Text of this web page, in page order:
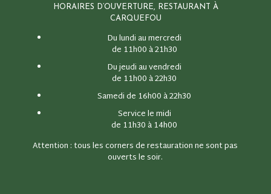
HORAIRES D’OUVERTURE, RESTAURANT À
CARQUEFOU
Du lundi au mercredi
de 11h00 à 21h30
Du jeudi au vendredi
de 11h00 à 22h30
Samedi de 16h00 à 22h30
Service le midi
de 11h30 à 14h00
Attention : tous les corners de restauration ne sont pas
ouverts le soir.